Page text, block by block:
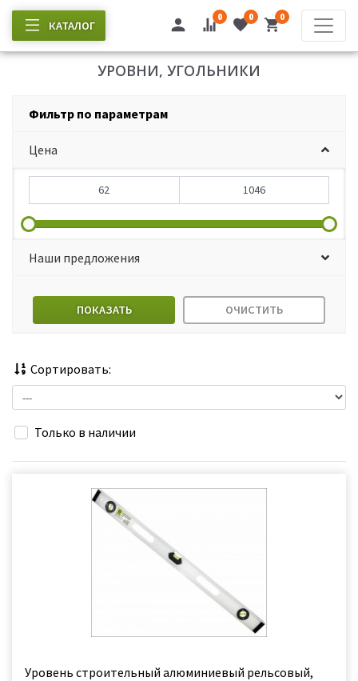
КАТАЛОГ
0 0 0
УРОВНИ, УГОЛЬНИКИ
Фильтр по параметрам
Цена
Наши предложения
ПОКАЗАТЬ ОЧИСТИТЬ
Сортировать:
Только в наличии
Уровень строительный алюминиевый рельсовый,